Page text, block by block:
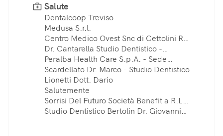
Salute
Dentalcoop Treviso
Medusa S.r.l.
Centro Medico Ovest Snc di Cettolini R.
e Massari A.
Dr. Cantarella Studio Dentistico -
Ortodonzia - Treviso
Peralba Health Care S.p.A. - Sede
Centrale
Scardellato Dr. Marco - Studio Dentistico
Lionetti Dott. Dario
Salutemente
Sorrisi Del Futuro Società Benefit a R.L. -
dir. san. dr Ivan Gazzola
Studio Dentistico Bertolin Dr. Giovanni